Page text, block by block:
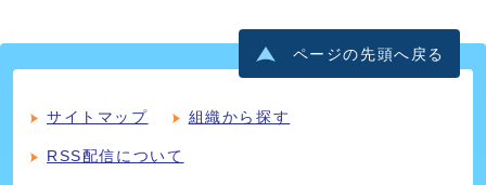
ページの先頭へ戻る
サイトマップ 組織から探す
RSS配信について